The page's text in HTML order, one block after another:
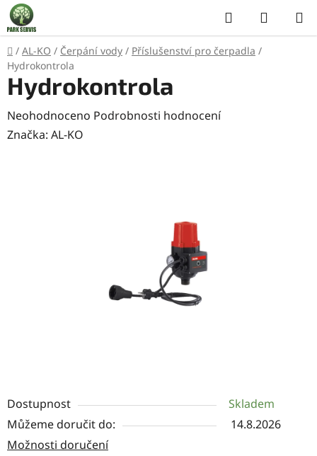
Přejít
na
obsah
Hledat
KOŠÍK
Domů
/ AL-KO / Čerpání vody / Příslušenství pro čerpadla /
Hydrokontrola
Dostupnost
Skladem
Můžeme doručit do:
14.8.2026
Možnosti doručení
Hydrokontrola
Průměrné
hodnocení
Neohodnoceno Podrobnosti hodnocení
Značka: AL-KO